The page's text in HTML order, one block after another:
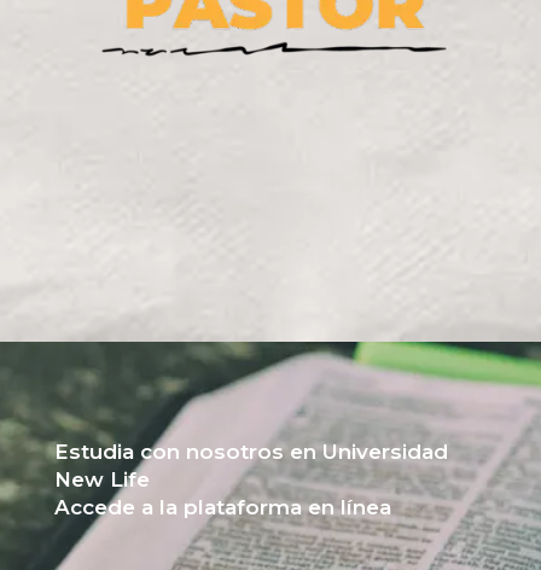
Estudia con nosotros en Universidad
New Life
Accede a la plataforma en línea